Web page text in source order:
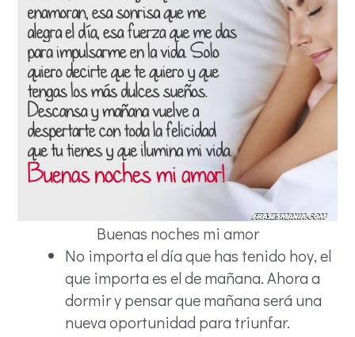
Buenas noches mi amor
No importa el día que has tenido hoy, el
que importa es el de mañana. Ahora a
dormir y pensar que mañana será una
nueva oportunidad para triunfar.